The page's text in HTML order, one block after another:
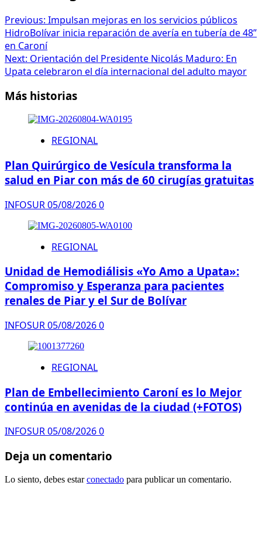
Previous: Impulsan mejoras en los servicios públicos
HidroBolívar inicia reparación de avería en tubería de 48”
en Caroní
Next: Orientación del Presidente Nicolás Maduro: En
Upata celebraron el día internacional del adulto mayor
Más historias
REGIONAL
Plan Quirúrgico de Vesícula transforma la
salud en Piar con más de 60 cirugías gratuitas
INFOSUR05/08/20260
REGIONAL
Unidad de Hemodiálisis «Yo Amo a Upata»:
Compromiso y Esperanza para pacientes
renales de Piar y el Sur de Bolívar
INFOSUR05/08/20260
REGIONAL
Plan de Embellecimiento Caroní es lo Mejor
continúa en avenidas de la ciudad (+FOTOS)
INFOSUR05/08/20260
Deja un comentario
Lo siento, debes estarconectado para publicar un comentario.